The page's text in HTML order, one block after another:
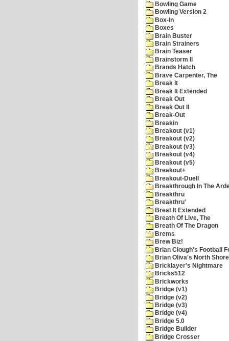
Bowling Game
Bowling Version 2
Box-In
Boxes
Brain Buster
Brain Strainers
Brain Teaser
Brainstorm II
Brands Hatch
Brave Carpenter, The
Break It
Break It Extended
Break Out
Break Out II
Break-Out
Breakin
Breakout (v1)
Breakout (v2)
Breakout (v3)
Breakout (v4)
Breakout (v5)
Breakout+
Breakout-Duell
Breakthrough In The
Breakthru
Breakthru'
Breat It Extended
Breath Of Live, The
Breath Of The Dragon
Brems
Brew Biz!
Brian Clough's Football
Brian Oliva's North
Bricklayer's Nightmare
Bricks512
Brickworks
Bridge (v1)
Bridge (v2)
Bridge (v3)
Bridge (v4)
Bridge 5.0
Bridge Builder
Bridge Crosser